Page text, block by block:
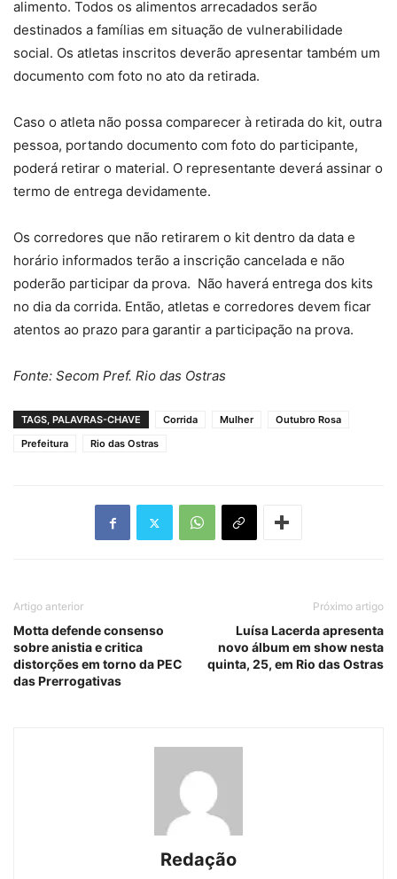
alimento. Todos os alimentos arrecadados serão
destinados a famílias em situação de vulnerabilidade
social. Os atletas inscritos deverão apresentar também um
documento com foto no ato da retirada.
Caso o atleta não possa comparecer à retirada do kit, outra
pessoa, portando documento com foto do participante,
poderá retirar o material. O representante deverá assinar o
termo de entrega devidamente.
Os corredores que não retirarem o kit dentro da data e
horário informados terão a inscrição cancelada e não
poderão participar da prova. Não haverá entrega dos kits
no dia da corrida. Então, atletas e corredores devem ficar
atentos ao prazo para garantir a participação na prova.
Fonte: Secom Pref. Rio das Ostras
TAGS, PALAVRAS-CHAVE Corrida Mulher
Outubro Rosa
Prefeitura
Rio das Ostras
Artigo anterior
Motta defende consenso
sobre anistia e critica
distorções em torno da PEC
das Prerrogativas
Próximo artigo
Luísa Lacerda apresenta
novo álbum em show nesta
quinta, 25, em Rio das Ostras
Redação